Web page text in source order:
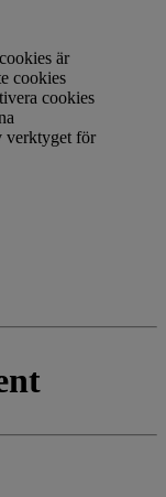
är
cookies
cookies
verktyget för